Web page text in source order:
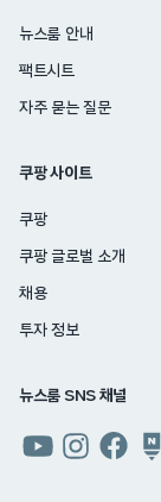
뉴스룸 안내
팩트시트
자주 묻는 질문
쿠팡 사이트
쿠팡
쿠팡 글로벌 소개
채용
투자 정보
뉴스룸 SNS 채널